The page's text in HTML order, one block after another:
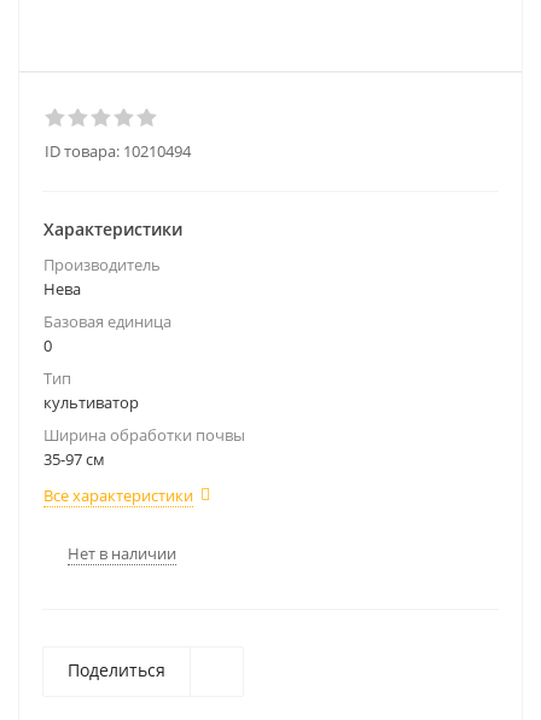
ID товара: 10210494
Характеристики
Производитель
Нева
Базовая единица
0
Тип
культиватор
Ширина обработки почвы
35-97 см
Все характеристики
Нет в наличии
Поделиться